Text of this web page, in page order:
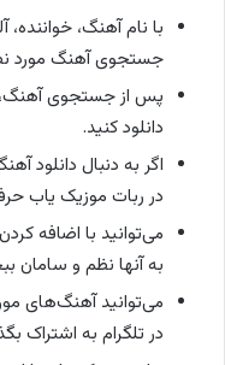
با نام آهنگ،
جستجوی آهنگ مورد
پس از جستجوی آهنگ،
دانلود کنید.
اگر به دنبال دانلود
در ربات موزیک یاب
می‌توانید با اضافه
به آنها نظم و سامان
می‌توانید آهنگ‌های
در تلگرام به اشتراک